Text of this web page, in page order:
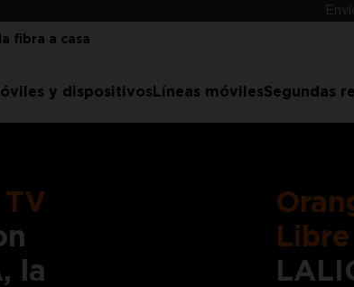
fibra a casa
y dispositivos Líneas móvilesSegundas
la
Libre